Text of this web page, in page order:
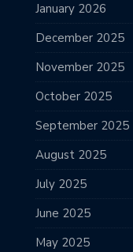
January 2026
December 2025
November 2025
October 2025
September 2025
August 2025
July 2025
June 2025
May 2025